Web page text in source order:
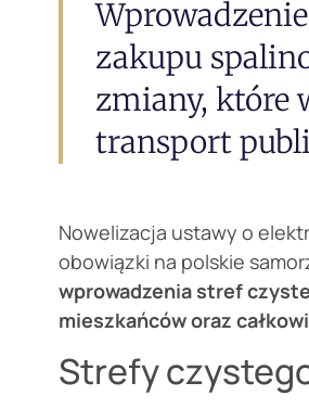
zakupu
zmiany, które
transport
Nowelizacja ustawy o
obowiązki na polskie
wprowadzenia stref
mieszkańców oraz
Strefy